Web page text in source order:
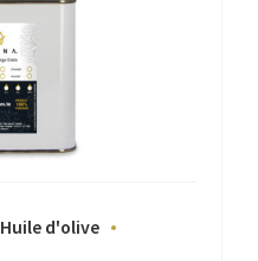
Huile d'olive